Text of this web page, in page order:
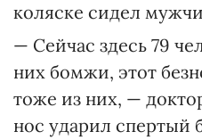
коляске сидел
— Сейчас здесь 79
них бомжи, этот
тоже из них, —
нос ударил спертый